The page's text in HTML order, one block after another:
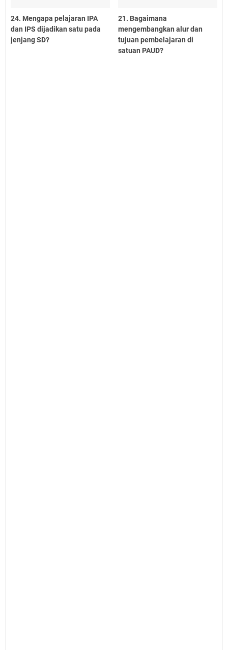
24. Mengapa pelajaran IPA
dan IPS dijadikan satu pada
jenjang SD?
21. Bagaimana
mengembangkan alur dan
tujuan pembelajaran di
satuan PAUD?